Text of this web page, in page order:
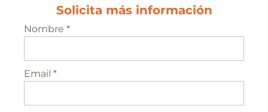
Solicita más información
Nombre *
Email *